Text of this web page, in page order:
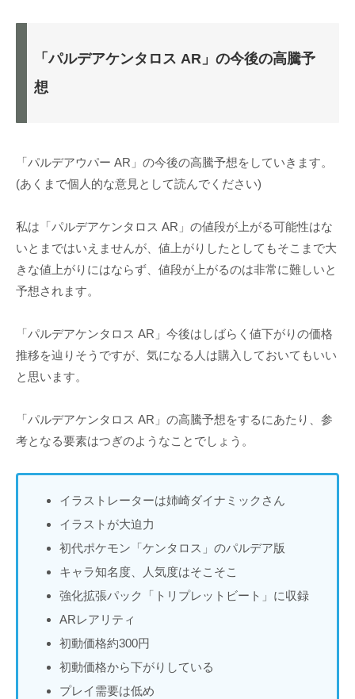
「パルデアケンタロス AR」の今後の高騰予
想
「パルデアウパー AR」の今後の高騰予想をしていきます。
(あくまで個人的な意見として読んでください)
私は「パルデアケンタロス AR」の値段が上がる可能性はな
いとまではいえませんが、値上がりしたとしてもそこまで大
きな値上がりにはならず、値段が上がるのは非常に難しいと
予想されます。
「パルデアケンタロス AR」今後はしばらく値下がりの価格
推移を辿りそうですが、気になる人は購入しておいてもいい
と思います。
「パルデアケンタロス AR」の高騰予想をするにあたり、参
考となる要素はつぎのようなことでしょう。
イラストレーターは姉崎ダイナミックさん
イラストが大迫力
初代ポケモン「ケンタロス」のパルデア版
キャラ知名度、人気度はそこそこ
強化拡張パック「トリプレットビート」に収録
ARレアリティ
初動価格約300円
初動価格から下がりしている
プレイ需要は低め